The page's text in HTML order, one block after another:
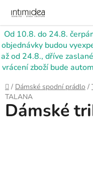
obsah
Od 10.8. do 24.8.
objednávky budou
až od 24.8., dříve
vrácení zboží bude
Domů
/ Dámské spodní prádlo /
TALANA
Dámské